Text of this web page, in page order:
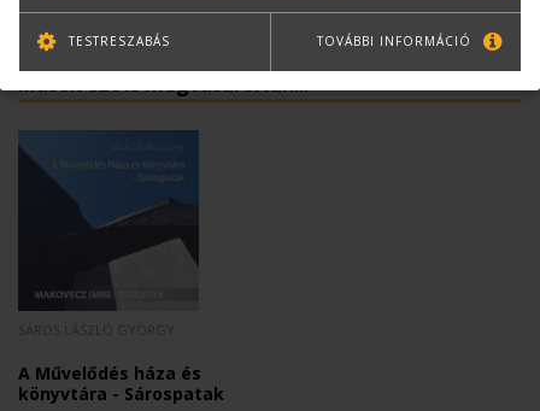
Mások ezt is megvásárolták...
A Művelődés háza és
könyvtára - Sárospatak
TESTRESZABÁS TOVÁBBI INFORMÁCIÓ